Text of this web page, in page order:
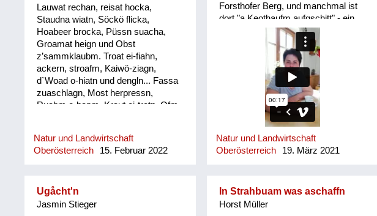
Lauwat rechan, reisat hocka,
Staudna wiatn, Söckö flicka,
Hoabeer brocka, Püssn suacha,
Groamat heign und Obst
z’sammklaubm. Troat ei-fiahn,
ackern, stroafm, Kaiwö-ziagn,
d`Woad o-hiatn und dengln... Fassa
zuaschlagn, Most herpressn,
Ruabm o-hapm, Kraut ei-tretn, Ofm
Haar schnei´lassn, Mist ausführn, d
´Wiesn odl´n und dengeln. Loatan-
Blunzn mocha, Bandln wewan,
Schwingan z`ein, Kiada geh, Fedan
Natur und Landwirtschaft
Oberösterreich
15. Februar 2022
Forsthofer Berg, und manchmal ist
dort "a Keothaufm aufgschitt" - ein
Erdhaufen aufgeschüttet
Natur und Landwirtschaft
Oberösterreich
19. März 2021
Ugåcht'n
Jasmin Stieger
In Strahbuam was aschaffn
Horst Müller